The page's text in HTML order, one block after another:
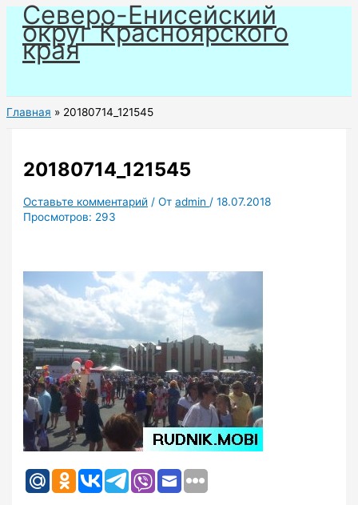
Перейти
содержимому
Северо-Енисейский
округ Красноярского
края
Главная 20180714_121545
20180714_121545
Оставьте комментарий / Отadmin /18.07.2018
Просмотров: 293